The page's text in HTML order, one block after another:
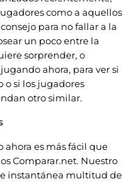
como a aquellos
para no fallar a la
un poco entre la
sorprender, o
ahora, para ver si
o si los jugadores
otro similar.
ahora es más fácil que
Comparar.net. Nuestro
instantánea multitud de